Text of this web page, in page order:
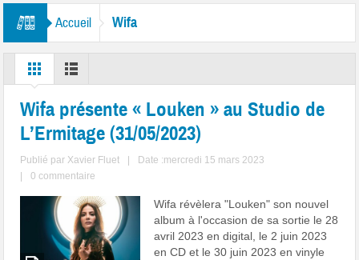
Accueil Wifa
Wifa présente « Louken » au Studio de
L’Ermitage (31/05/2023)
Publié par Xavier Fluet
Date :mercredi 15 mars 2023
0 commentaire
Wifa révèlera "Louken" son nouvel
album à l'occasion de sa sortie le 28
avril 2023 en digital, le 2 juin 2023
en CD et le 30 juin 2023 en vinyle